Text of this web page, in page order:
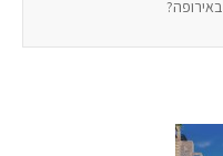
באירופה?